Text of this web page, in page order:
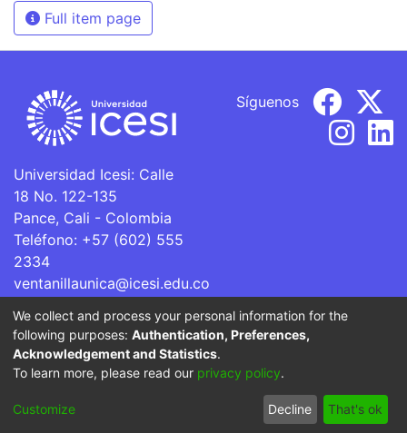
Full item page
Universidad Icesi: Calle
18 No. 122-135
Pance, Cali - Colombia
Teléfono: +57 (602) 555
2334
ventanillaunica@icesi.edu.co
Síguenos
La Universidad Icesi es una Institución de Educación
Superior que se encuentra sujeta a inspección y vigilancia
por parte del Ministerio de Educación Nacional.
Cookie
End User
Agreement
Send
Feedback
We collect and process your personal information for the
following purposes: Authentication, Preferences,
Acknowledgement and Statistics.
To learn more, please read our privacy policy.
Customize Decline That's ok